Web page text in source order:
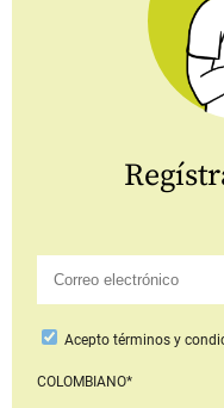
Aceptotérminos y
COLOMBIANO*